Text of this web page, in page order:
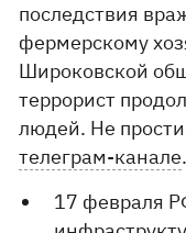
последствия
фермерскому
Широковской
террорист
людей. Не
телеграм-канале.
17 февраля